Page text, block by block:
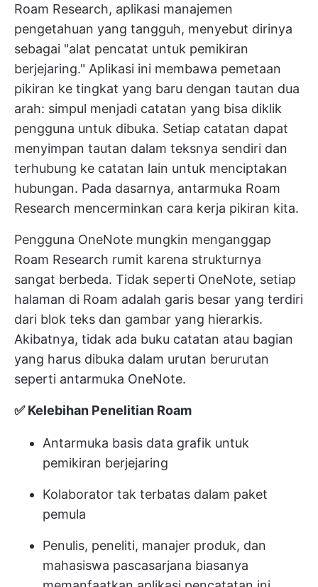
Roam Research, aplikasi manajemen
pengetahuan yang tangguh, menyebut dirinya
sebagai "alat pencatat untuk pemikiran
berjejaring." Aplikasi ini membawa pemetaan
pikiran ke tingkat yang baru dengan tautan dua
arah: simpul menjadi catatan yang bisa diklik
pengguna untuk dibuka. Setiap catatan dapat
menyimpan tautan dalam teksnya sendiri dan
terhubung ke catatan lain untuk menciptakan
hubungan. Pada dasarnya, antarmuka Roam
Research mencerminkan cara kerja pikiran kita.
Pengguna OneNote mungkin menganggap
Roam Research rumit karena strukturnya
sangat berbeda. Tidak seperti OneNote, setiap
halaman di Roam adalah garis besar yang terdiri
dari blok teks dan gambar yang hierarkis.
Akibatnya, tidak ada buku catatan atau bagian
yang harus dibuka dalam urutan berurutan
seperti antarmuka OneNote.
✅ Kelebihan Penelitian Roam
Antarmuka basis data grafik untuk
pemikiran berjejaring
Kolaborator tak terbatas dalam paket
pemula
Penulis, peneliti, manajer produk, dan
mahasiswa pascasarjana biasanya